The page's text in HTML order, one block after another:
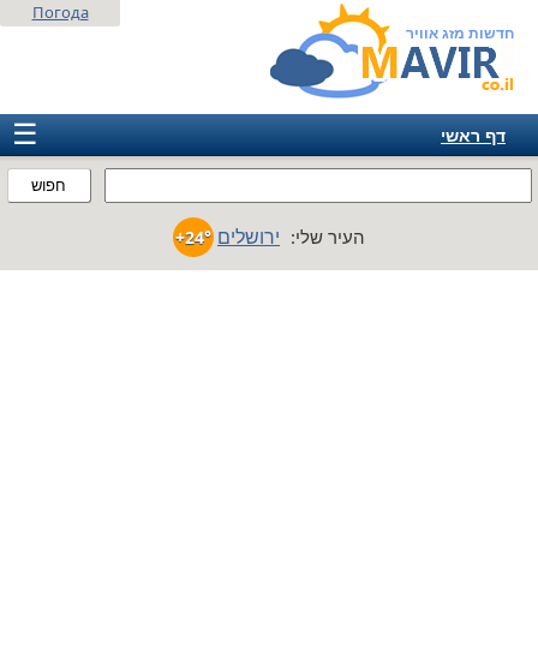
חדשות מזג אוויר
חפוש
Погода
☰
דף ראשי
אמריקה
העיר שלי: ירושלים +24°